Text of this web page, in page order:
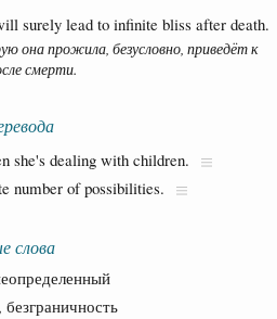
surely lead to infinite bliss after death.
она прожила, безусловно, приведёт к
смерти.
she's dealing with children.
number of possibilities.
слова